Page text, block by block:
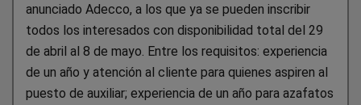
anunciado Adecco, a los que ya se pueden inscribir
todos los interesados con disponibilidad total del 29
de abril al 8 de mayo. Entre los requisitos: experiencia
de un año y atención al cliente para quienes aspiren al
puesto de auxiliar; experiencia de un año para azafatos